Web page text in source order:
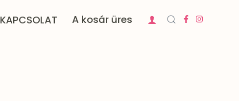
KAPCSOLAT A kosár üres